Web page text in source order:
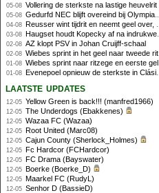
05-08 Vollering de sterkste na lastige heuvelrit
05-08 Gedurfd NEC blijft overeind bij Olympiakos
04-08 Reusser wint tijdrit en neemt geel over, Nooijen knap tweede
03-08 Haugset houdt Kopecky af na indrukwekkende solo van 86 kilometer
02-08 AZ klopt PSV in Johan Cruijff-schaal
02-08 Wiebes sprint in het geel naar tweede ritzege
01-08 Wiebes sprint naar ritzege en eerste gele trui in Tour Femmes
01-08 Evenepoel opnieuw de sterkste in Clásica San Sebastián
laatste updates
12-05 Yellow Green is back!!! (manfred1966)
12-05 The Underdogs (Ebakkenes)
12-05 Wazaa FC (Wazaa)
12-05 Root United (Marc08)
12-05 Cajun County (Sherlock_Holmes)
12-05 Fc Hardcor (FCHardcor)
12-05 FC Drama (Bayswater)
12-05 Boerke (Boerke_D)
12-05 Maarkel FC (RudyL)
12-05 Senhor D (BassieD)